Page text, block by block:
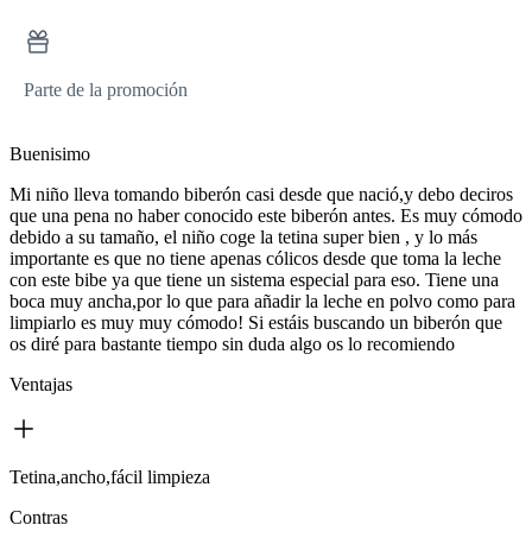
Parte de la promoción
Buenisimo
Mi niño lleva tomando biberón casi desde que nació,y debo deciros
que una pena no haber conocido este biberón antes. Es muy cómodo
debido a su tamaño, el niño coge la tetina super bien , y lo más
importante es que no tiene apenas cólicos desde que toma la leche
con este bibe ya que tiene un sistema especial para eso. Tiene una
boca muy ancha,por lo que para añadir la leche en polvo como para
limpiarlo es muy muy cómodo! Si estáis buscando un biberón que
os diré para bastante tiempo sin duda algo os lo recomiendo
Ventajas
Tetina,ancho,fácil limpieza
Contras